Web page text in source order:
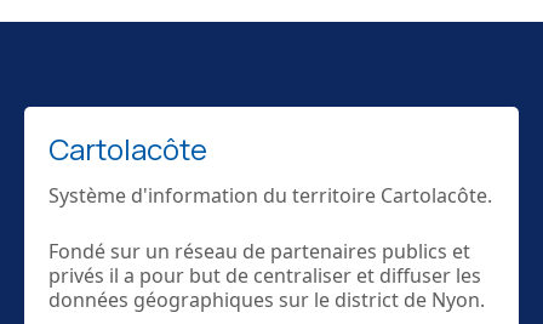
Cartolacôte
Système d'information du territoire Cartolacôte.
Fondé sur un réseau de partenaires publics et
privés il a pour but de centraliser et diffuser les
données géographiques sur le district de Nyon.